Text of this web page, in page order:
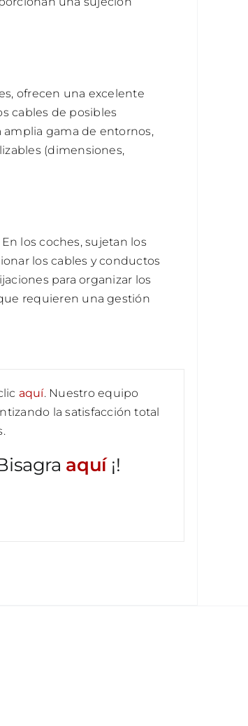
ofrecen una excelente
cables de posibles
amplia gama de entornos,
(dimensiones,
los coches, sujetan los
los cables y conductos
para organizar los
requieren una gestión
aquí. Nuestro equipo
la satisfacción total
aquí ¡!